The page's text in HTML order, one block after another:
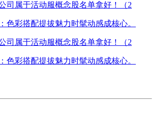
司属于活动服概念股名单拿好！（2
色彩搭配提拔魅力时髦动感成核心。
司属于活动服概念股名单拿好！（2
色彩搭配提拔魅力时髦动感成核心。